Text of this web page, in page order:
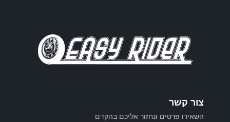
צור קשר
השאירו פרטים ונחזור אליכם בהקדם